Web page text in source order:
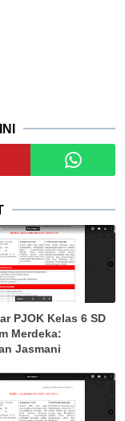
PJOK Kelas 6 SD
Merdeka:
Jasmani